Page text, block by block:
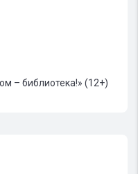
– библиотека!» (12+)